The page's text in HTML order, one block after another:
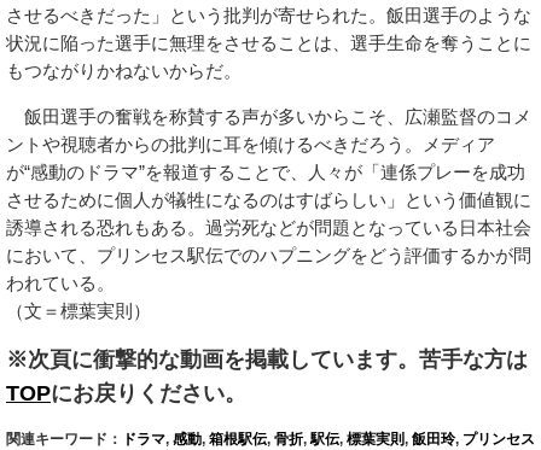
させるべきだった」という批判が寄せられた。飯田選手のような
状況に陥った選手に無理をさせることは、選手生命を奪うことに
もつながりかねないからだ。
飯田選手の奮戦を称賛する声が多いからこそ、広瀬監督のコメ
ントや視聴者からの批判に耳を傾けるべきだろう。メディア
が“感動のドラマ”を報道することで、人々が「連係プレーを成功
させるために個人が犠牲になるのはすばらしい」という価値観に
誘導される恐れもある。過労死などが問題となっている日本社会
において、プリンセス駅伝でのハプニングをどう評価するかが問
われている。
（文＝標葉実則）
※次頁に衝撃的な動画を掲載しています。苦手な方は
TOPにお戻りください。
関連キーワード： ドラマ, 感動, 箱根駅伝, 骨折,駅伝, 標葉実則, 飯田玲, プリンセス